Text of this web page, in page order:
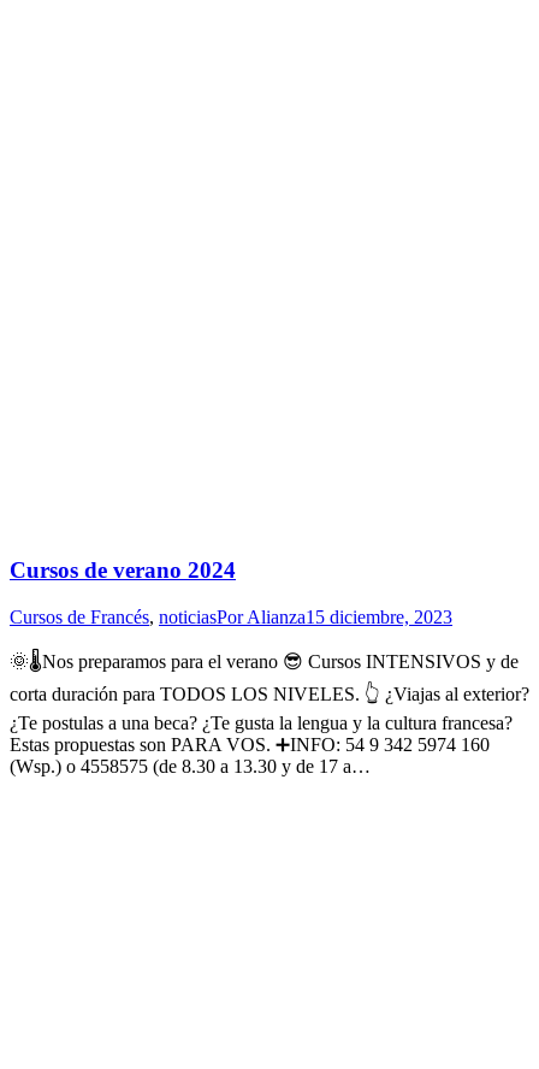
Cursos de verano 2024
Cursos de Francés, noticiasPorAlianza15 diciembre, 2023
🌞🌡Nos preparamos para el verano 😎 Cursos INTENSIVOS y de
corta duración para TODOS LOS NIVELES. 👆 ¿Viajas al exterior?
¿Te postulas a una beca? ¿Te gusta la lengua y la cultura francesa?
Estas propuestas son PARA VOS. ➕️INFO: 54 9 342 5974 160
(Wsp.) o 4558575 (de 8.30 a 13.30 y de 17 a…